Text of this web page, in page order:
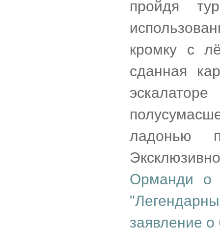
пройдя
кромку с
сданная
ладонью
Орманди о
заявление о